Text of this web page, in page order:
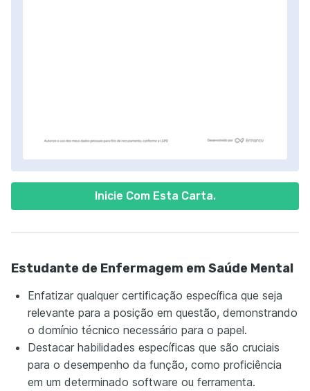
Inicie Com Esta Carta.
Estudante de Enfermagem em Saúde Mental
Enfatizar qualquer certificação específica que seja
relevante para a posição em questão, demonstrando
o domínio técnico necessário para o papel.
Destacar habilidades específicas que são cruciais
para o desempenho da função, como proficiência
em um determinado software ou ferramenta.